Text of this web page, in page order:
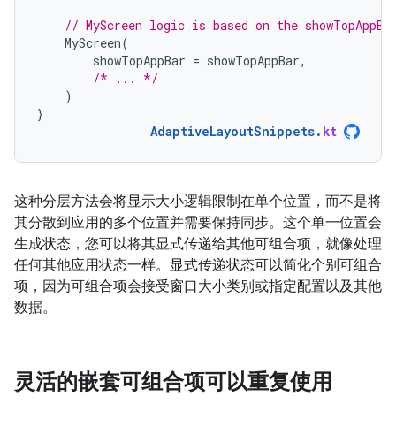
// MyScreen logic is based on the
MyScreen(
showTopAppBar = showTopAppBar,
/* ... */
)
}
AdaptiveLayoutSnippets. kt
这种分层方法会将显示大小逻辑限制在单个位置，而不是将
其分散到应用的多个位置并需要保持同步。这个单一位置会
生成状态，您可以将其显式传递给其他可组合项，就像处理
任何其他应用状态一样。显式传递状态可以简化个别可组合
项，因为可组合项会接受窗口大小类别或指定配置以及其他
数据。
灵活的嵌套可组合项可以重复使用